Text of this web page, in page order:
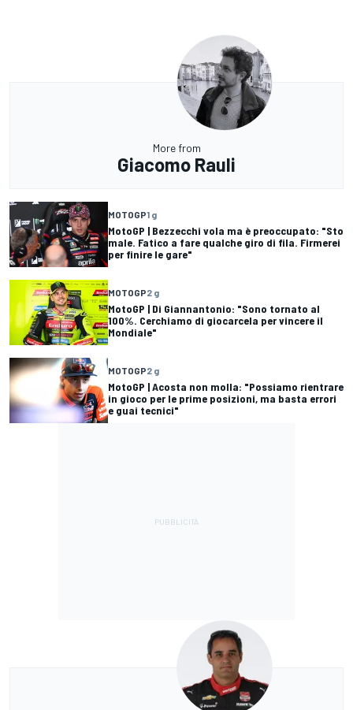
More from
Giacomo Rauli
MOTOGP1 g
MotoGP | Bezzecchi vola ma è preoccupato: "Sto
male. Fatico a fare qualche giro di fila. Firmerei
per finire le gare"
MOTOGP2 g
MotoGP | Di Giannantonio: "Sono tornato al
100%. Cerchiamo di giocarcela per vincere il
Mondiale"
MOTOGP2 g
MotoGP | Acosta non molla: "Possiamo rientrare
in gioco per le prime posizioni, ma basta errori
e guai tecnici"